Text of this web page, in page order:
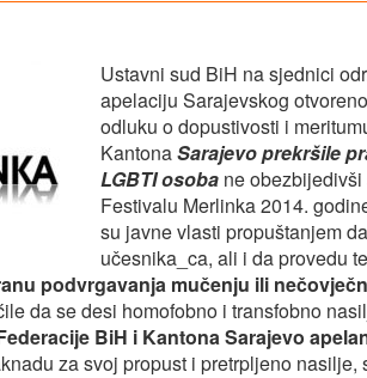
Ustavni sud BiH na sjednici
apelaciju Sarajevskog
odluku o dopustivosti i
KantonaSarajevo prekršile
LGBTI osoba ne
Festivalu Merlinka 2014.
su javne vlasti propuštanjem
učesnika_ca, ali i da provedu
podvrgavanja mučenju ili
da se desi homofobno i transfobno
BiH i Kantona Sarajevo
za svoj propust i pretrpljeno nasilje,